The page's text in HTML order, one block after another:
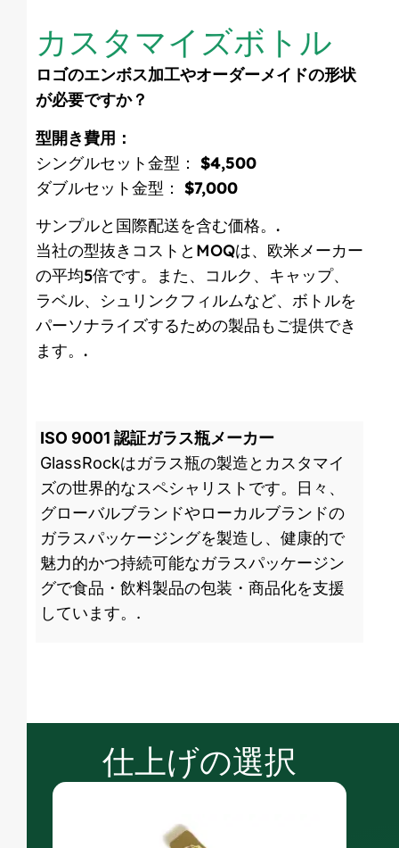
カスタマイズボトル
ロゴのエンボス加工やオーダーメイドの形状
が必要ですか？
型開き費用：
シングルセット金型： $4,500
ダブルセット金型： $7,000
サンプルと国際配送を含む価格。.
当社の型抜きコストとMOQは、欧米メーカー
の平均5倍です。また、コルク、キャップ、
ラベル、シュリンクフィルムなど、ボトルを
パーソナライズするための製品もご提供でき
ます。.
ISO 9001 認証ガラス瓶メーカー
GlassRockはガラス瓶の製造とカスタマイ
ズの世界的なスペシャリストです。日々、
グローバルブランドやローカルブランドの
ガラスパッケージングを製造し、健康的で
魅力的かつ持続可能なガラスパッケージン
グで食品・飲料製品の包装・商品化を支援
しています。.
仕上げの選択